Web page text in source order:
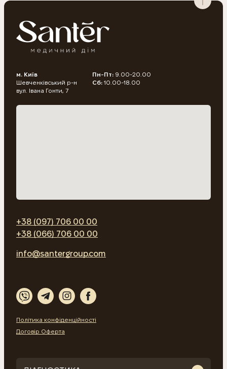
Пн-Пт: 9.00-20.00
Сб: 10.00-18.00
м. Київ
Шевченківський р-н
вул. Івана Гонти, 7
+38 (097) 706 00 00
+38 (066) 706 00 00
info@santergroup.com
Політика конфіденційності
Договір Оферта